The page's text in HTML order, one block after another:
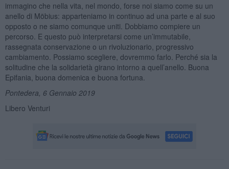
immagino che nella vita, nel mondo, forse noi siamo come su un
anello di Möbius: apparteniamo in continuo ad una parte e al suo
opposto o ne siamo comunque uniti. Dobbiamo compiere un
percorso. E questo può interpretarsi come un’immutabile,
rassegnata conservazione o un rivoluzionario, progressivo
cambiamento. Possiamo scegliere, dovremmo farlo. Perché sia la
solitudine che la solidarietà girano intorno a quell’anello. Buona
Epifania, buona domenica e buona fortuna.
Pontedera, 6 Gennaio 2019
Libero Venturi